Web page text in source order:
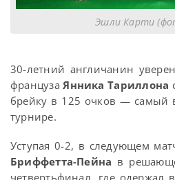
Эшли Карти
30-летний англичанин
французаЯнника Тариллона
брейку в 125 очков — самый
турнире.
Уступая 0-2, в следующем
Бриффетта-Пейна в
четвертьфинал, где одержал